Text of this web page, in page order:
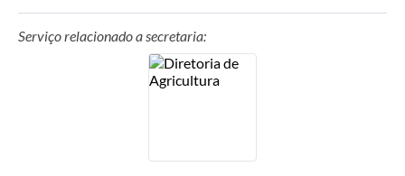
Serviço relacionado a secretaria: